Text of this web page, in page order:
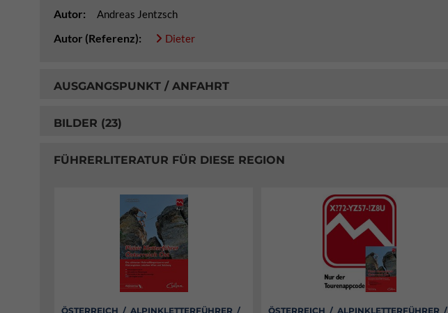
Autor: Andreas Jentzsch
Autor (Referenz): Dieter
AUSGANGSPUNKT / ANFAHRT
BILDER (23)
FÜHRERLITERATUR FÜR DIESE REGION
ÖSTERREICH / ALPINKLETTERFÜHRER /
ÖSTERREICH / ALPINKLETTERFÜHRER /